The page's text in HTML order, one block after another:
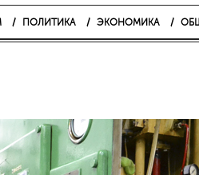
ПОЛИТИКА ЭКОНОМИКА